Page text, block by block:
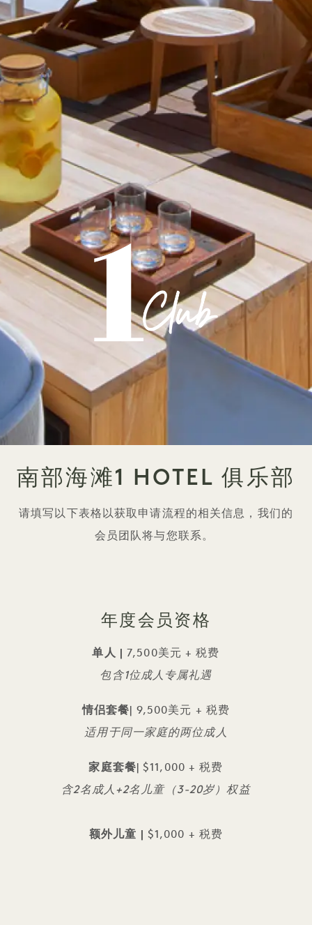
南部海滩1 HOTEL 俱乐部
请填写以下表格以获取申请流程的相关信息，我们的
会员团队将与您联系。
年度会员资格
单人 |7,500美元 + 税费
包含1位成人专属礼遇
情侣套餐 | 9,500美元 + 税费
适用于同一家庭的两位成人
家庭套餐 | $11,000 + 税费
含2名成人+2名儿童（3-20岁）权益
额外儿童 | $1,000 + 税费